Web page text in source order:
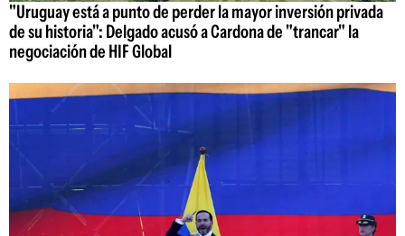
"Uruguay está a punto de perder la mayor inversión privada
de su historia": Delgado acusó a Cardona de "trancar" la
negociación de HIF Global